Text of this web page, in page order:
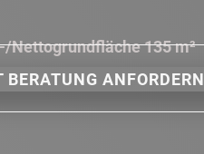
Nettogrundfläche 135 m²
BERATUNG ANFORDERN